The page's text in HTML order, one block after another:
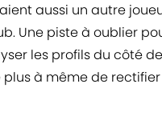
aussi un autre
Une piste à oublier
les profils du côté de
à même de